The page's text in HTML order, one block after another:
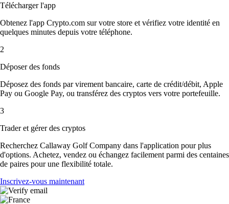
Télécharger l'app
Obtenez l'app Crypto.com sur votre store et vérifiez votre identité en
quelques minutes depuis votre téléphone.
2
Déposer des fonds
Déposez des fonds par virement bancaire, carte de crédit/débit, Apple
Pay ou Google Pay, ou transférez des cryptos vers votre portefeuille.
3
Trader et gérer des cryptos
Recherchez Callaway Golf Company dans l'application pour plus
d'options. Achetez, vendez ou échangez facilement parmi des centaines
de paires pour une flexibilité totale.
Inscrivez-vous maintenant